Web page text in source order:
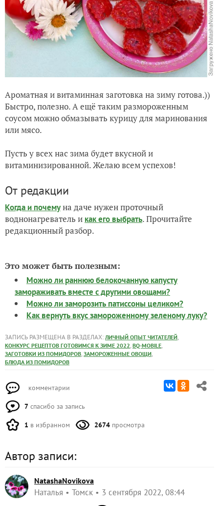
Ароматная и витаминная заготовка на зиму готова.))
Быстро, полезно. А ещё таким размороженным
соусом можно обмазывать курицу для маринования
или мясо.
Пусть у всех нас зима будет вкусной и
витаминизированной. Желаю всем успехов!
От редакции
Когда и почемуна даче нужен проточный
воднонагреватель и как его выбрать. Прочитайте
редакционный разбор.
Это может быть полезным:
Можно ли раннюю белокочанную капусту
замораживать вместе с другими овощами?
Можно ли заморозить патиссоны целиком?
Как вернуть вкус замороженному зеленому луку?
ЗАПИСЬ РАЗМЕЩЕНА В РАЗДЕЛАХ: ЛИЧНЫЙ ОПЫТ ЧИТАТЕЛЕЙ,
КОНКУРС РЕЦЕПТОВ ГОТОВИМСЯ К ЗИМЕ 2022, BQ-MOBILE,
ЗАГОТОВКИ ИЗ ПОМИДОРОВ, ЗАМОРОЖЕННЫЕ ОВОЩИ,
БЛЮДА ИЗ ПОМИДОРОВ
комментарии
7 спасибо за запись
1 в избранном 2674 просмотра
Автор записи:
NatashaNovikova
Наталья Томск 3 сентября 2022, 08:44